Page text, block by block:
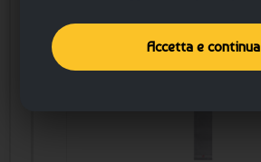
Accetta e continua